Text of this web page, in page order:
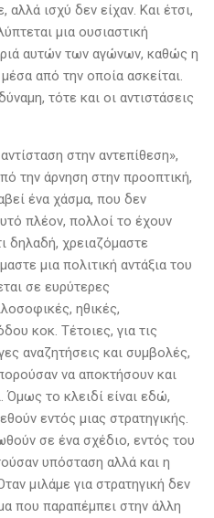
αλλά ισχύ δεν είχαν. Και έτσι,
μια ουσιαστική
αυτών των αγώνων, καθώς η
από την οποία ασκείται.
τότε και οι αντιστάσεις
στην αντεπίθεση»,
την άρνηση στην προοπτική,
ένα χάσμα, που δεν
πλέον, πολλοί το έχουν
δηλαδή, χρειαζόμαστε
μια πολιτική αντάξια του
σε ευρύτερες
ηθικές,
κοκ. Τέτοιες, για τις
αναζητήσεις και συμβολές,
να αποκτήσουν και
Όμως το κλειδί είναι εδώ,
εντός μιας στρατηγικής.
σε ένα σχέδιο, εντός του
υπόσταση αλλά και η
μιλάμε για στρατηγική δεν
που παραπέμπει στην άλλη